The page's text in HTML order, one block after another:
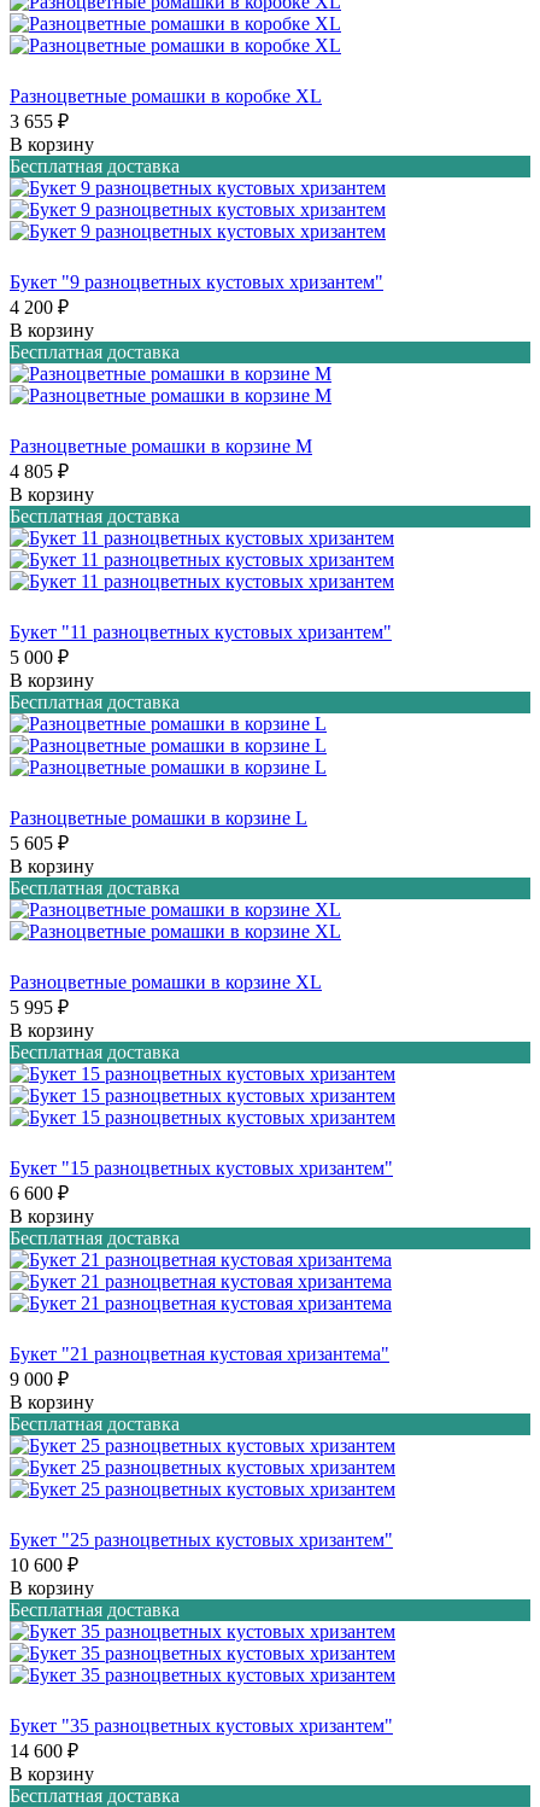
Разноцветные ромашки в коробке XL
3 655 ₽
В корзину
Бесплатная доставка
Букет "9 разноцветных кустовых хризантем"
4 200 ₽
В корзину
Бесплатная доставка
Разноцветные ромашки в корзине M
4 805 ₽
В корзину
Бесплатная доставка
Букет "11 разноцветных кустовых хризантем"
5 000 ₽
В корзину
Бесплатная доставка
Разноцветные ромашки в корзине L
5 605 ₽
В корзину
Бесплатная доставка
Разноцветные ромашки в корзине XL
5 995 ₽
В корзину
Бесплатная доставка
Букет "15 разноцветных кустовых хризантем"
6 600 ₽
В корзину
Бесплатная доставка
Букет "21 разноцветная кустовая хризантема"
9 000 ₽
В корзину
Бесплатная доставка
Букет "25 разноцветных кустовых хризантем"
10 600 ₽
В корзину
Бесплатная доставка
Букет "35 разноцветных кустовых хризантем"
14 600 ₽
В корзину
Бесплатная доставка